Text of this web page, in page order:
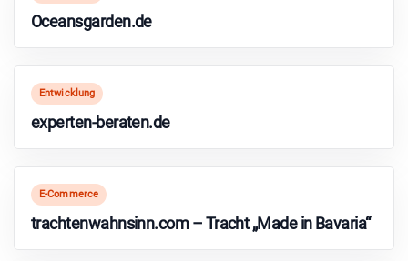
Oceansgarden.de
Entwicklung
experten-beraten.de
E-Commerce
trachtenwahnsinn.com – Tracht „Made in Bavaria“